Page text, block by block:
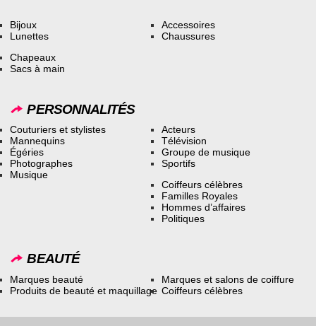
Bijoux
Lunettes
Accessoires
Chaussures
Chapeaux
Sacs à main
PERSONNALITÉS
Couturiers et stylistes
Mannequins
Égéries
Photographes
Musique
Acteurs
Télévision
Groupe de musique
Sportifs
Coiffeurs célèbres
Familles Royales
Hommes d’affaires
Politiques
BEAUTÉ
Marques beauté
Produits de beauté et maquillage
Marques et salons de coiffure
Coiffeurs célèbres